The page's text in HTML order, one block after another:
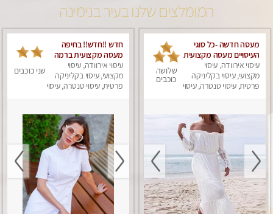
המומלצים שלנו בעיר בנימינה
מעסה חדשה -כל סוגי
העיסויים מעסה מקצועית
ואיכותית פרטי!!!מומלץ
לחלוטין!!
עיסוי אירוודה, עיסוי
מקצועי, עיסוי בקליניקה
פרטית, עיסוי טנטרה, עיסוי
שלושה
כוכבים
חדש !!חדש!! בחיפה
מעסה מקצועית ברמה
גבוה
עיסוי אירוודה, עיסוי
מקצועי, עיסוי בקליניקה
פרטית, עיסוי טנטרה, עיסוי
שני כוכבים